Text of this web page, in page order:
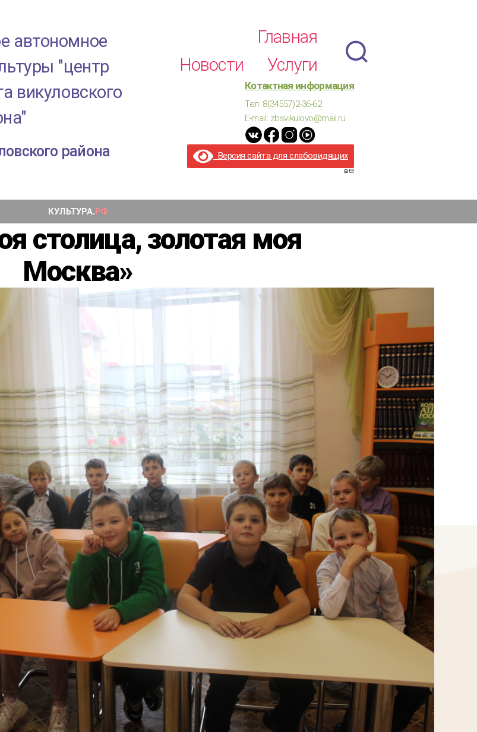
автономное
"центр
викуловского
района
Главная
Новости
Услуги
Котактная информация
Тел: 8(34557)2-36-62
E-mail: zbsvikulovo@mail.ru
Версия сайта для слабовидящих
столица, золотая моя
Москва»